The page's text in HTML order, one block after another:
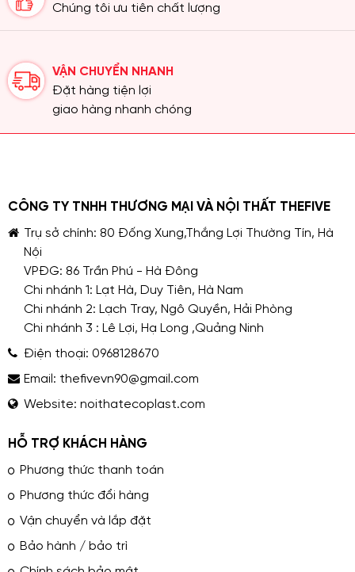
Chúng tôi ưu tiên chất lượng
VẬN CHUYỂN NHANH
Đặt hàng tiện lợi
giao hàng nhanh chóng
CÔNG TY TNHH THƯƠNG MẠI VÀ NỘI THẤT THEFIVE
Trụ sở chính: 80 Đống Xung,Thắng Lợi Thường Tín, Hà
Nội
VPĐG: 86 Trần Phú - Hà Đông
Chi nhánh 1: Lạt Hà, Duy Tiên, Hà Nam
Chi nhánh 2: Lạch Tray, Ngô Quyền, Hải Phòng
Chi nhánh 3 : Lê Lợi, Hạ Long ,Quảng Ninh
Điện thoại: 0968128670
Email: thefivevn90@gmail.com
Website: noithatecoplast.com
HỖ TRỢ KHÁCH HÀNG
Phương thức thanh toán
Phương thức đổi hàng
Vận chuyển và lắp đặt
Bảo hành / bảo trì